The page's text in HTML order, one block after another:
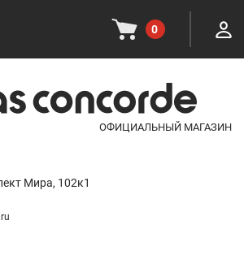
0
ОФИЦИАЛЬНЫЙ МАГАЗИН
Мира, 102к1